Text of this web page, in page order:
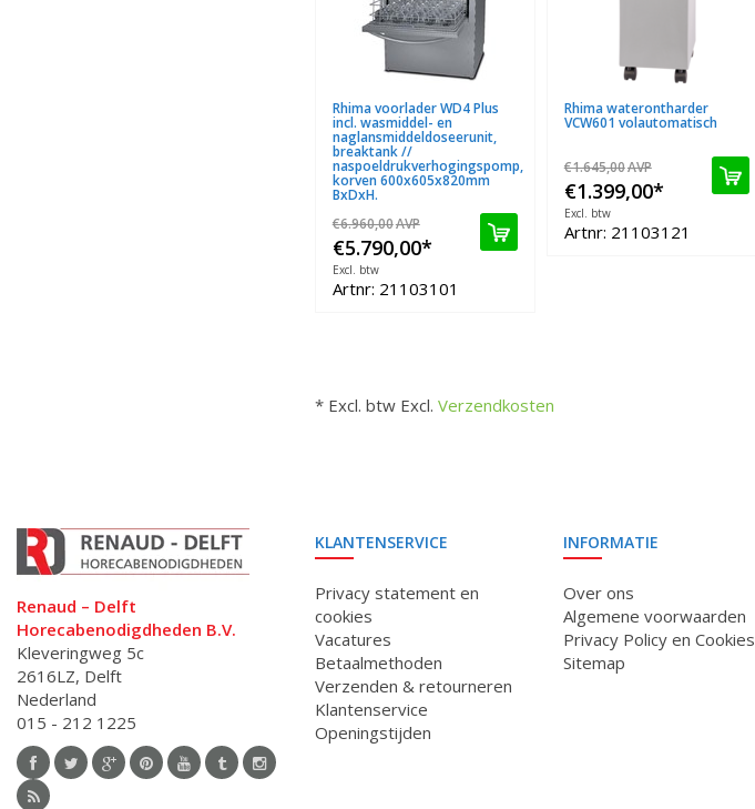
Rhima voorlader WD4 Plus
incl. wasmiddel- en
naglansmiddeldoseerunit,
breaktank //
naspoeldrukverhogingspomp,
korven 600x605x820mm
BxDxH.
€6.960,00AVP
€5.790,00*
Excl. btw
Artnr: 21103101
Rhima waterontharder
VCW601 volautomatisch
€1.645,00AVP
€1.399,00*
Excl. btw
Artnr: 21103121
* Excl. btw Excl. Verzendkosten
Renaud – Delft
Horecabenodigdheden B.V.
Kleveringweg 5c
2616LZ, Delft
Nederland
015 - 212 1225
KLANTENSERVICE
Privacy statement en
cookies
Vacatures
Betaalmethoden
Verzenden & retourneren
Klantenservice
Openingstijden
INFORMATIE
Over ons
Algemene voorwaarden
Privacy Policy en Cookies
Sitemap